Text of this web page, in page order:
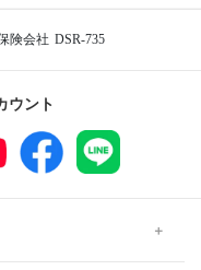
険会社 DSR-735
ウント